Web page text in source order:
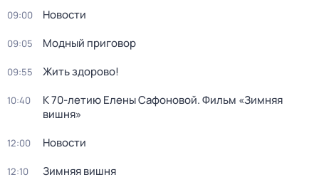
09:00 Новости
09:05 Модный приговор
09:55 Жить здорово!
10:40
К 70-летию Елены Сафоновой. Фильм «Зимняя
вишня»
12:00 Новости
12:10 Зимняя вишня